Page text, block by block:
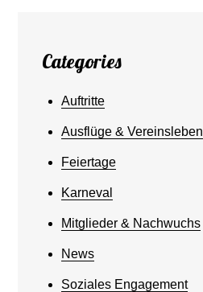
Categories
Auftritte
Ausflüge & Vereinsleben
Feiertage
Karneval
Mitglieder & Nachwuchs
News
Soziales Engagement